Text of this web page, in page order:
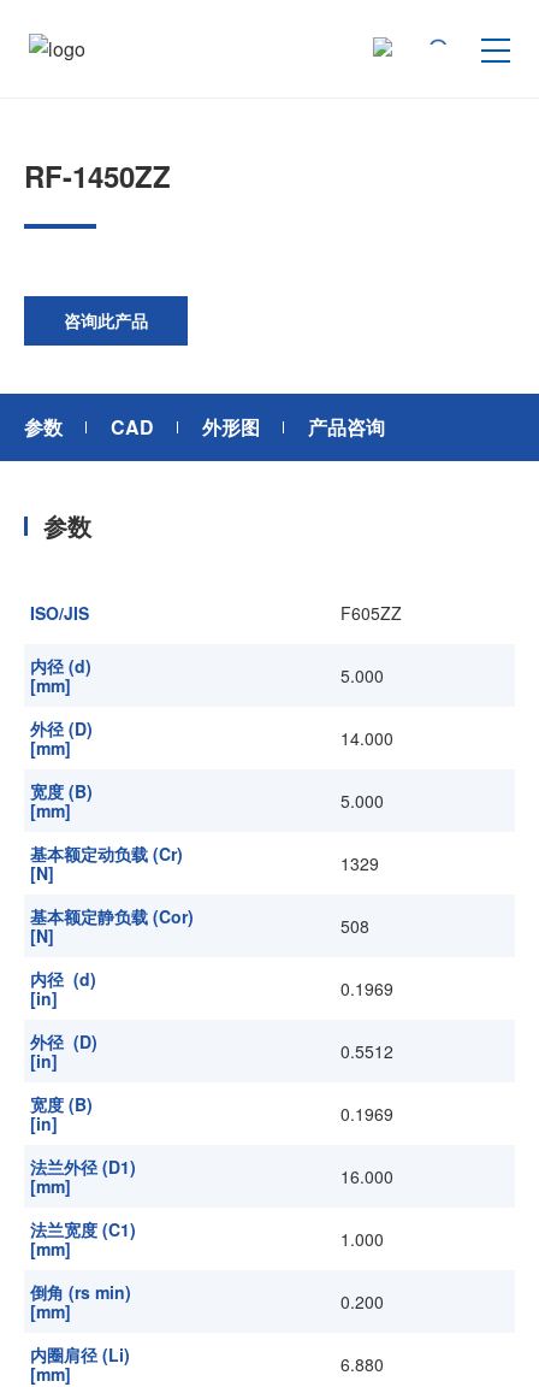
新闻
企业信息
加入我们
RF-1450ZZ
咨询此产品
参数 CAD 外形图 产品咨询
参数
ISO/JIS F605ZZ
内径 (d)
[mm]
5.000
外径 (D)
[mm]
14.000
宽度 (B)
[mm]
5.000
基本额定动负载 (Cr)
[N]
1329
基本额定静负载 (Cor)
[N]
508
内径 (d)
[in]
0.1969
外径 (D)
[in]
0.5512
宽度 (B)
[in]
0.1969
法兰外径 (D1)
[mm]
16.000
法兰宽度 (C1)
[mm]
1.000
倒角 (rs min)
[mm]
0.200
内圈肩径 (Li)
[mm]
6.880